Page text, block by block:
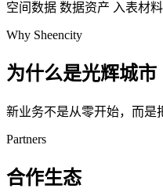
空间数据 数据资产 入表材料
Why Sheencity
为什么是光辉城市
新业务不是从零开始，而是
Partners
合作生态